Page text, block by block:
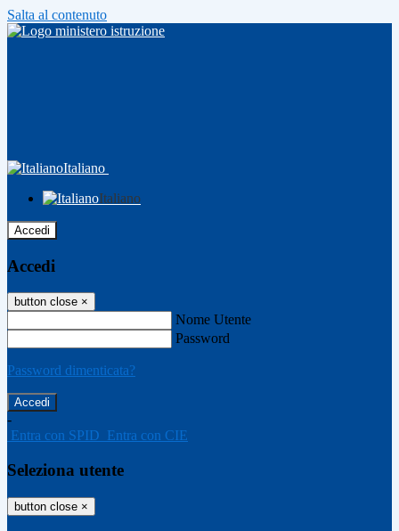
Salta al contenuto
Italiano
Italiano
Accedi
Accedi
button close ×
Nome Utente
Password
Password dimenticata?
-
Entra con SPID Entra con CIE
Seleziona utente
button close ×